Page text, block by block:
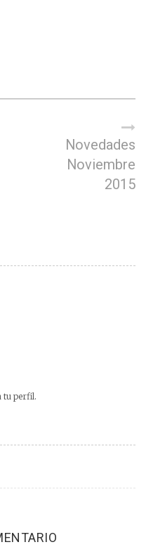
Novedades
Noviembre
2015
tu perfil.